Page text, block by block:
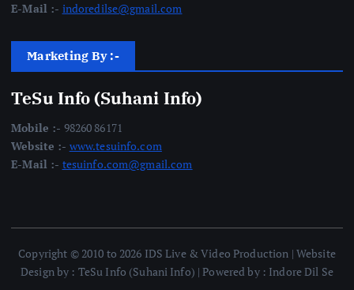
E-Mail :- indoredilse@gmail.com
Marketing By :-
TeSu Info (Suhani Info)
Mobile :- 98260 86171
Website :- www.tesuinfo.com
E-Mail :- tesuinfo.com@gmail.com
Copyright © 2010 to 2026 IDS Live & Video Production | Website
Design by : TeSu Info (Suhani Info) | Powered by : Indore Dil Se